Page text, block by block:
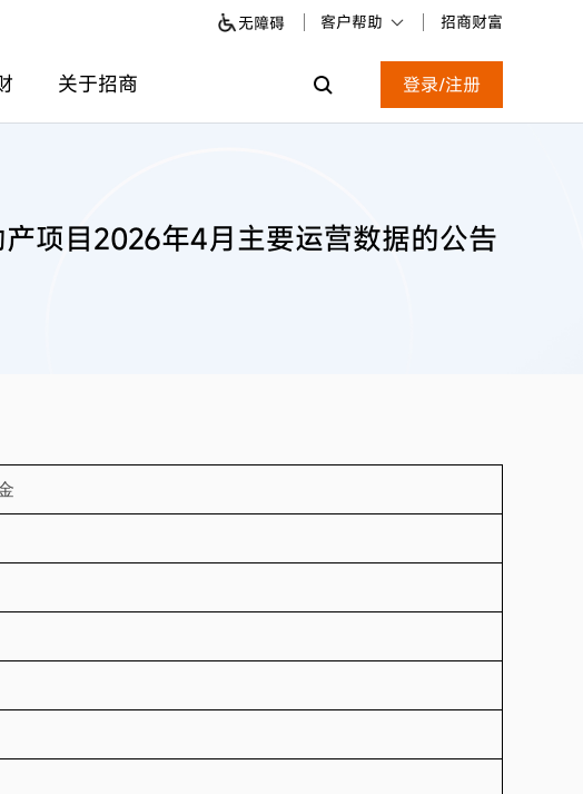
无障碍 客户帮助 招商财富
登录/注册
关于招商
项目2026年4月主要运营数据的公告